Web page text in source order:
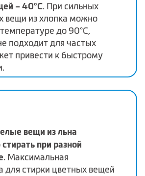
– 40°C. При сильных
вещи из хлопка можно
до 90°C,
подходит для частых
привести к быстрому
вещи из льна
при разной
. Максимальная
для стирки цветных вещей